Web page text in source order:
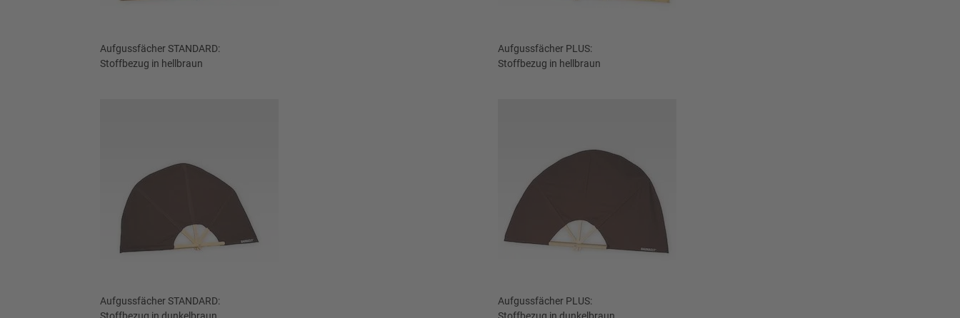
Aufgussfächer STANDARD:
Stoffbezug in hellbraun
Aufgussfächer STANDARD:
Aufgussfächer PLUS:
Stoffbezug in hellbraun
Aufgussfächer PLUS: